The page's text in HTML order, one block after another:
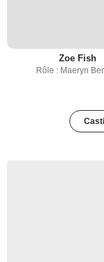
Zoe Fish
Rôle : Maeryn